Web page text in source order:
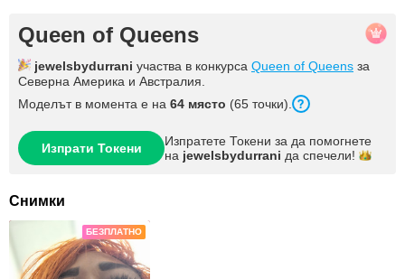
Queen of Queens
jewelsbydurrani участва в конкурса Queen of Queens за
Северна Америка и Австралия.
Моделът в момента е на 64 място (65 точки).
Изпрати Токени
Изпратете Токени за да помогнете
на jewelsbydurrani да спечели!
Снимки
БЕЗПЛАТНО